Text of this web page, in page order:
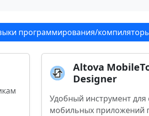
программирования/
Altova
Designer
Удобный инструмент для
мобильных приложений